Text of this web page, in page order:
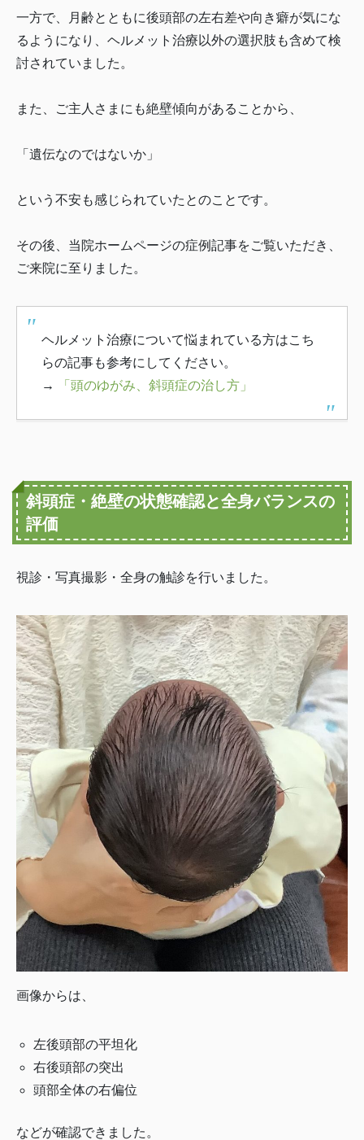
一方で、月齢とともに後頭部の左右差や向き癖が気にな
るようになり、ヘルメット治療以外の選択肢も含めて検
討されていました。
また、ご主人さまにも絶壁傾向があることから、
「遺伝なのではないか」
という不安も感じられていたとのことです。
その後、当院ホームページの症例記事をご覧いただき、
ご来院に至りました。
ヘルメット治療について悩まれている方はこち
らの記事も参考にしてください。
→
「頭のゆがみ、斜頭症の治し方」
斜頭症・絶壁の状態確認と全身バランスの
評価
視診・写真撮影・全身の触診を行いました。
画像からは、
左後頭部の平坦化
右後頭部の突出
頭部全体の右偏位
などが確認できました。